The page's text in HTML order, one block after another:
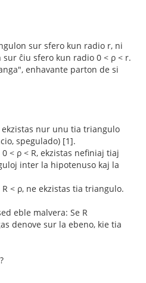
sur sfero kun radio r, ni
ĉiu sfero kun radio 0 < ρ < r.
enhavante parton de si
ekzistas nur unu tia triangulo
spegulado) [1].
< ρ < R, ekzistas nefiniaj tiaj
inter la hipotenuso kaj la
< ρ, ne ekzistas tia triangulo.
eble malvera: Se R
denove sur la ebeno, kie tia